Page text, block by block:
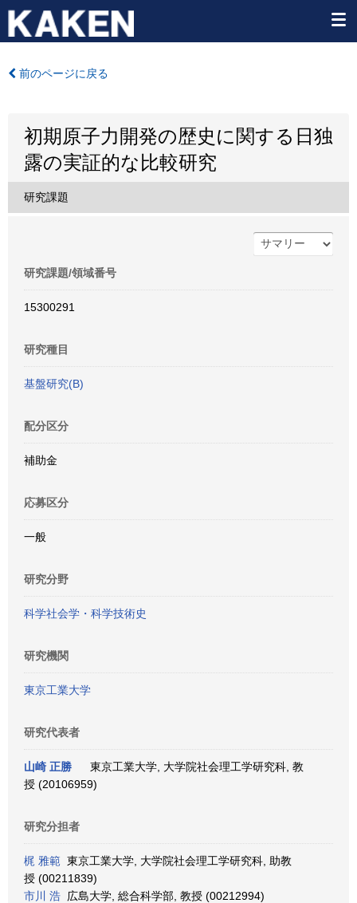
前のページに戻る
初期原子力開発の歴史に関する日独
露の実証的な比較研究
研究課題
研究課題/領域番号
15300291
研究種目
基盤研究(B)
配分区分
補助金
応募区分
一般
研究分野
科学社会学・科学技術史
研究機関
東京工業大学
研究代表者
山崎 正勝
東京工業大学, 大学院社会理工学研究科, 教
授 (20106959)
研究分担者
梶 雅範 東京工業大学, 大学院社会理工学研究科, 助教
授 (00211839)
市川 浩 広島大学, 総合科学部, 教授 (00212994)